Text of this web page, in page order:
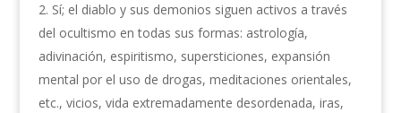
Sí; el diablo y sus demonios siguen activos a través
del ocultismo en todas sus formas: astrología,
adivinación, espiritismo, supersticiones, expansión
mental por el uso de drogas, meditaciones orientales,
etc., vicios, vida extremadamente desordenada, iras,